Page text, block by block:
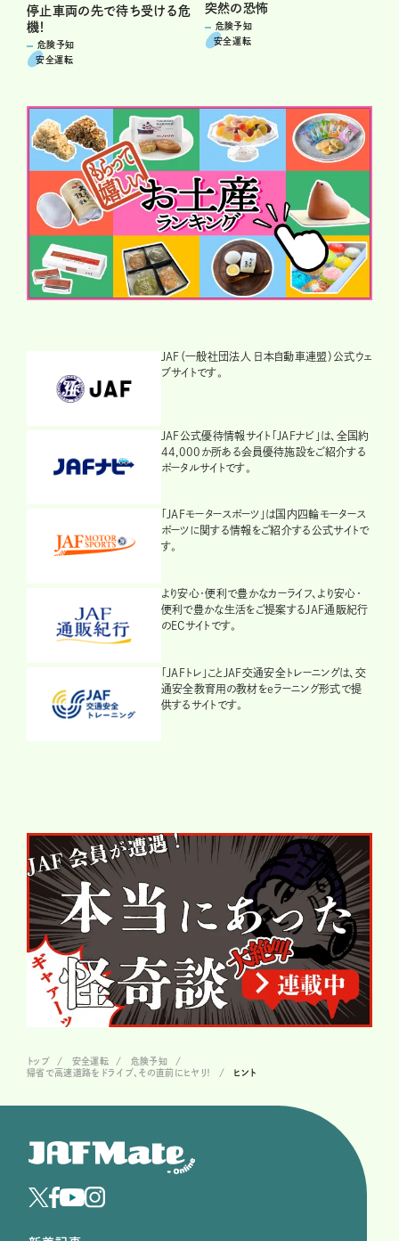
停止車両の先で待ち受ける危
機！
危険予知
安全運転
突然の恐怖
危険予知
安全運転
JAF（一般社団法人 日本自動車連盟）公式ウェ
ブサイトです。
JAF公式優待情報サイト「JAFナビ」は、全国約
44,000か所ある会員優待施設をご紹介する
ポータルサイトです。
「JAFモータースポーツ」は国内四輪モータース
ポーツに関する情報をご紹介する公式サイトで
す。
より安心・便利で豊かなカーライフ、より安心・
便利で豊かな生活をご提案するJAF通販紀行
のECサイトです。
「JAFトレ」ことJAF交通安全トレーニングは、交
通安全教育用の教材をeラーニング形式で提
供するサイトです。
トップ 安全運転
危険予知
帰省で高速道路をドライブ、その直前にヒヤリ！
ヒント